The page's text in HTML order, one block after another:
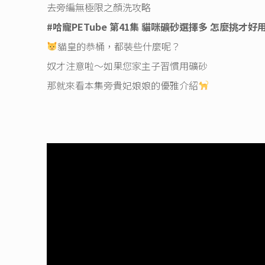
去旁編無極限之顏洗攻略
#哈寵PETube第41集 貓咪礦砂選擇多 怎麼挑才好
貓皇的恭桶，都裝些什麼呢？
奴才注意啦～如果您家主子習慣用礦砂
那就來看本集旁貴妃娘娘的優雅介紹